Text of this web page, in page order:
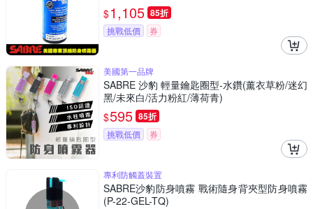
$1,105 85折
挑戰低價 券
美國第一品牌
SABRE 沙豹 輕量鑰匙圈型-水鑽(薰衣草粉/迷幻
黑/未來白/活力粉紅/薄荷青)
$595 85折
挑戰低價 券
專利防觸蓋裝置
SABRE沙豹防身噴霧 戰術隨身背夾型防身噴霧
(P-22-GEL-TQ)